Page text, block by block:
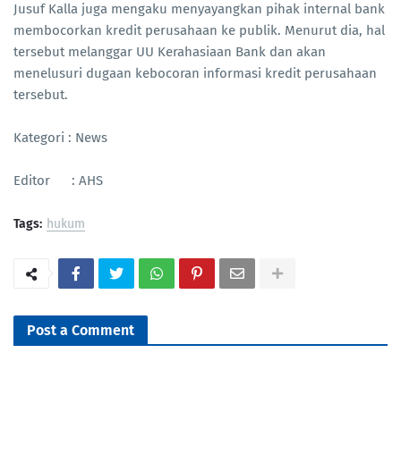
Jusuf Kalla juga mengaku menyayangkan pihak internal bank
membocorkan kredit perusahaan ke publik. Menurut dia, hal
tersebut melanggar UU Kerahasiaan Bank dan akan
menelusuri dugaan kebocoran informasi kredit perusahaan
tersebut.
Kategori : News
Editor : AHS
Tags: hukum
Post a Comment